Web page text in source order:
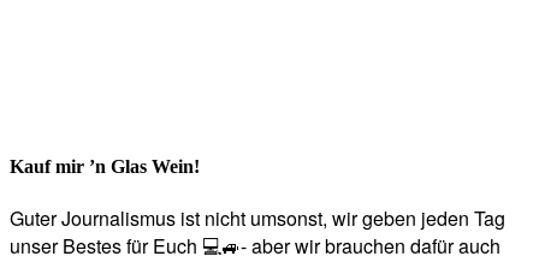
Kauf mir ’n Glas Wein!
Guter Journalismus ist nicht umsonst, wir geben jeden Tag
unser Bestes für Euch 💻🚙- aber wir brauchen dafür auch